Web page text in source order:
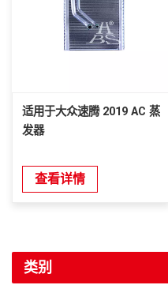
适用于大众速腾 2019 AC 蒸
发器
查看详情
类别